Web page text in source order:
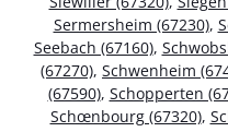
Sermersheim (67230),
Seebach (67160),
(67270), Schwenheim
(67590), Schopperten
Schœnbourg (67320),